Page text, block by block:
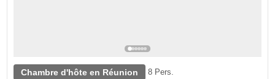
Chambre d'hôte en Réunion 8 Pers.